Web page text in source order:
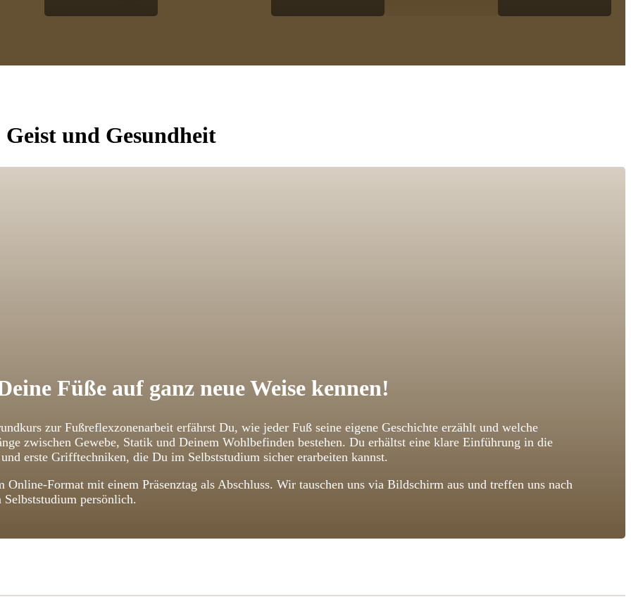
und Gesundheit
Füße auf ganz neue Weise kennen!
zur Fußreflexzonenarbeit erfährst Du, wie jeder Fuß seine eigene Geschichte erzählt und welche
zwischen Gewebe, Statik und Deinem Wohlbefinden bestehen. Du erhältst eine klare Einführung in die
erste Grifftechniken, die Du im Selbststudium sicher erarbeiten kannst.
Online-Format mit einem Präsenztag als Abschluss. Wir tauschen uns via Bildschirm aus und treffen uns nach
Selbststudium persönlich.